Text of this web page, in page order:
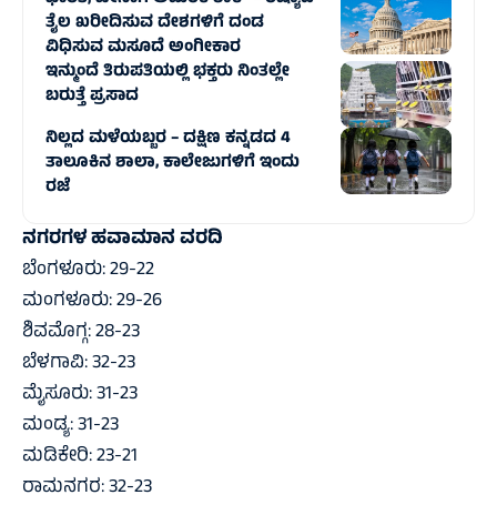
ತೈಲ ಖರೀದಿಸುವ ದೇಶಗಳಿಗೆ ದಂಡ
ವಿಧಿಸುವ ಮಸೂದೆ ಅಂಗೀಕಾರ
ಇನ್ಮುಂದೆ ತಿರುಪತಿಯಲ್ಲಿ ಭಕ್ತರು ನಿಂತಲ್ಲೇ
ಬರುತ್ತೆ ಪ್ರಸಾದ
ನಿಲ್ಲದ ಮಳೆಯಬ್ಬರ – ದಕ್ಷಿಣ ಕನ್ನಡದ 4
ತಾಲೂಕಿನ ಶಾಲಾ, ಕಾಲೇಜುಗಳಿಗೆ ಇಂದು
ರಜೆ
ನಗರಗಳ ಹವಾಮಾನ ವರದಿ
ಬೆಂಗಳೂರು: 29-22
ಮಂಗಳೂರು: 29-26
ಶಿವಮೊಗ್ಗ: 28-23
ಬೆಳಗಾವಿ: 32-23
ಮೈಸೂರು: 31-23
ಮಂಡ್ಯ: 31-23
ಮಡಿಕೇರಿ: 23-21
ರಾಮನಗರ: 32-23